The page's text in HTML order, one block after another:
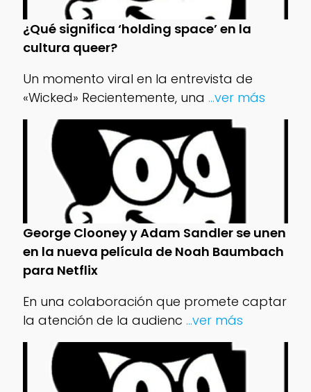
¿Qué significa ‘holding space’ en la
cultura queer?
Un momento viral en la entrevista de
«Wicked» Recientemente, una ...ver más
George Clooney y Adam Sandler se unen
en la nueva película de Noah Baumbach
para Netflix
En una colaboración que promete captar
la atención de la audienc ...ver más